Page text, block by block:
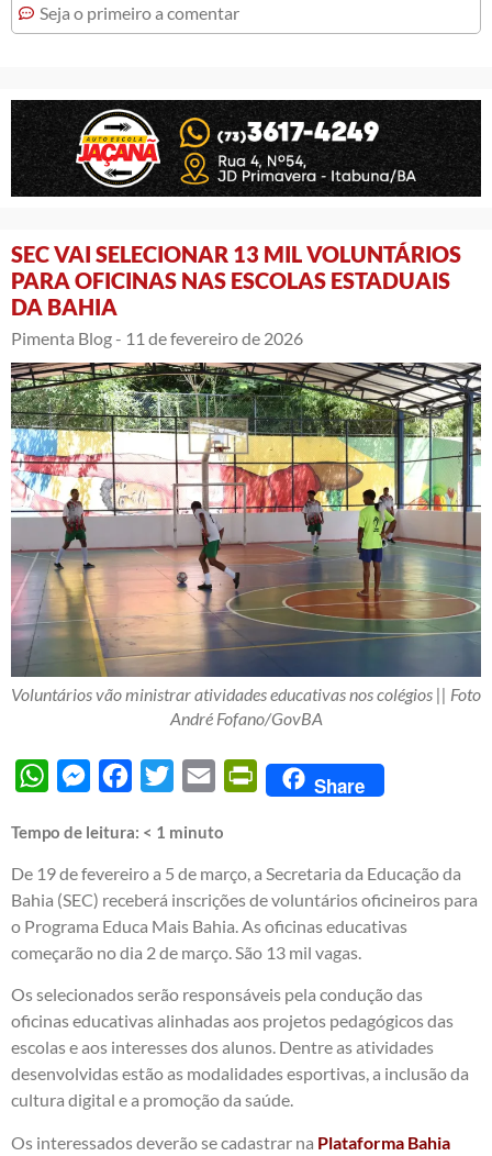
Seja o primeiro a comentar
SEC VAI SELECIONAR 13 MIL VOLUNTÁRIOS
PARA OFICINAS NAS ESCOLAS ESTADUAIS
DA BAHIA
Pimenta Blog - 11 de fevereiro de 2026
Voluntários vão ministrar atividades educativas nos colégios || Foto
André Fofano/GovBA
WhatsAppMessengerFacebook
Twitter Email PrintFriendly
Share
Tempo de leitura: < 1 minuto
De 19 de fevereiro a 5 de março, a Secretaria da Educação da
Bahia (SEC) receberá inscrições de voluntários oficineiros para
o Programa Educa Mais Bahia. As oficinas educativas
começarão no dia 2 de março. São 13 mil vagas.
Os selecionados serão responsáveis pela condução das
oficinas educativas alinhadas aos projetos pedagógicos das
escolas e aos interesses dos alunos. Dentre as atividades
desenvolvidas estão as modalidades esportivas, a inclusão da
cultura digital e a promoção da saúde.
Os interessados deverão se cadastrar na Plataforma Bahia